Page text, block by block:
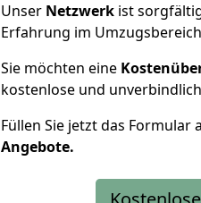
Unser Netzwerk ist
Erfahrung im
Sie möchten eine
kostenlose und
Füllen Sie jetzt das Formular
Angebote.